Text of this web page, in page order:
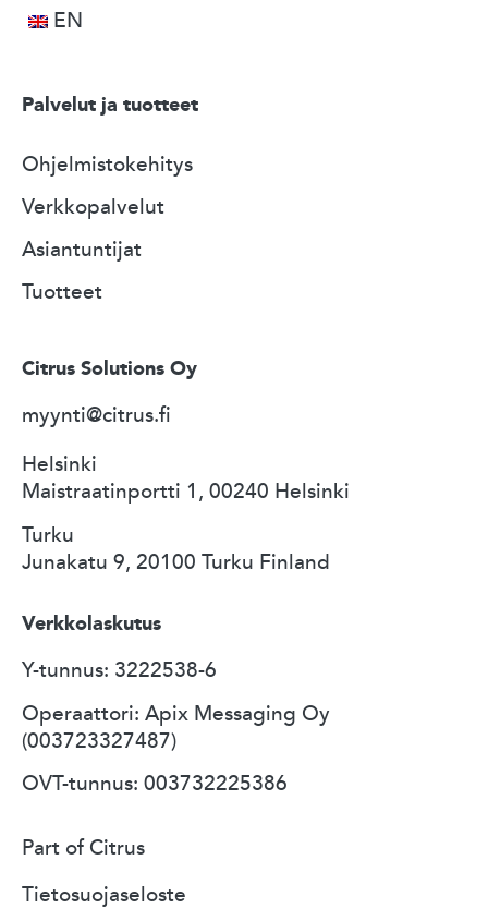
EN
Palvelut ja tuotteet
Ohjelmistokehitys
Verkkopalvelut
Asiantuntijat
Tuotteet
Citrus Solutions Oy
myynti@citrus.fi
Helsinki
Maistraatinportti 1, 00240 Helsinki
Turku
Junakatu 9, 20100 Turku Finland
Verkkolaskutus
Y-tunnus: 3222538-6
Operaattori: Apix Messaging Oy
(003723327487)
OVT-tunnus: 003732225386
Part of Citrus
Tietosuojaseloste